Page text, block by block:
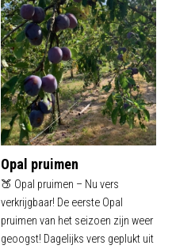
Opal pruimen
🍑 Opal pruimen – Nu vers
verkrijgbaar! De eerste Opal
pruimen van het seizoen zijn weer
geoogst! Dagelijks vers geplukt uit